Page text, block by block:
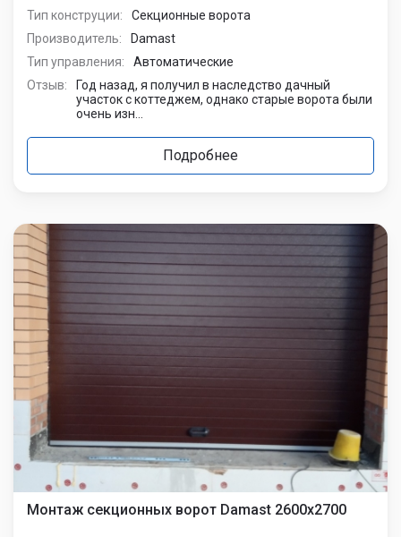
Тип конструции:
Секционные ворота
Производитель:
Damast
Тип управления:
Автоматические
Отзыв:
Год назад, я получил в наследство дачный
участок с коттеджем, однако старые ворота были
очень изн...
Подробнее
Монтаж секционных ворот Damast 2600х2700